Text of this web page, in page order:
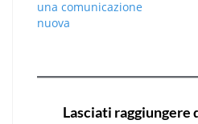
una comunicazione
nuova
Lasciati raggiungere